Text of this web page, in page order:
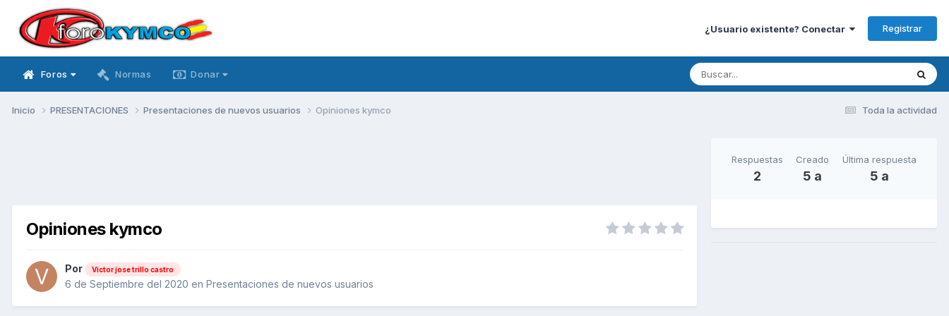
¿Usuario existente? Conectar Registrar
Foros Normas Donar
Toda la actividad
Inicio PRESENTACIONES Presentaciones de nuevos usuarios Opiniones kymco
Opiniones kymco
Por Victor jose trillo castro
6 de Septiembre del 2020 en Presentaciones de nuevos usuarios
Respuestas
2
Creado
5 a
Última respuesta
5 a